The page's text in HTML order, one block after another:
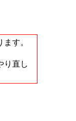
す。
り直し